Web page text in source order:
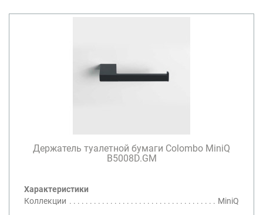
Держатель туалетной бумаги Colombo MiniQ
B5008D.GM
Характеристики
Коллекции
MiniQ